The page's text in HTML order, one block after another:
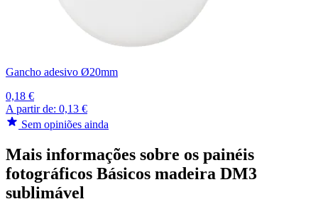
Gancho adesivo Ø20mm
0,18 €
A partir de: 0,13 €
Sem opiniões ainda
Mais informações sobre os painéis
fotográficos Básicos madeira DM3
sublimável